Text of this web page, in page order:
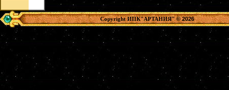
Copyright ИПК"АРТАНИЯ"© 2026